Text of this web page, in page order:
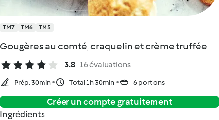
TM7 TM6 TM5
Gougères au comté, craquelin et crème truffée
3.8 16 évaluations
Prép. 30min Total 1h 30min 6 portions
Créer un compte gratuitement
Ingrédients